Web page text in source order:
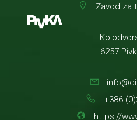
Zavod za
6257
+386
https://